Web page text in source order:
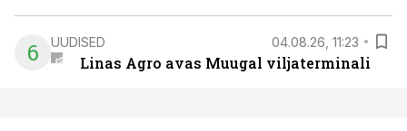
6 UUDISED 04.08.26, 11:23
Linas Agro avas Muugal viljaterminali